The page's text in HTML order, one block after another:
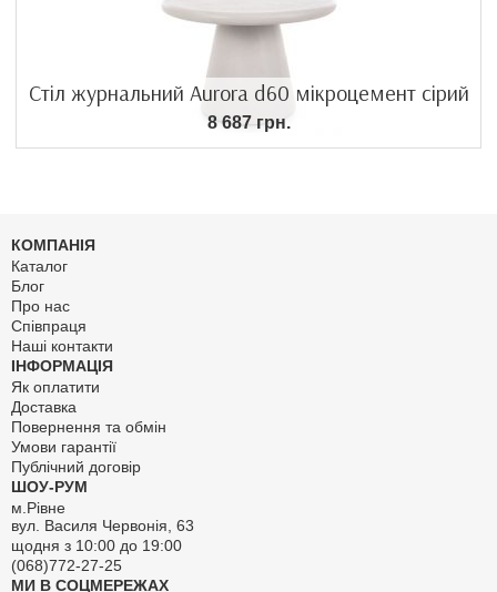
Стіл журнальний Aurora d60 мікроцемент сірий
8 687 грн.
КОМПАНІЯ
Каталог
Блог
Про нас
Співпраця
Наші контакти
ІНФОРМАЦІЯ
Як оплатити
Доставка
Повернення та обмін
Умови гарантії
Публічний договір
ШОУ-РУМ
м.Рівне
вул. Василя Червонія, 63
щодня з 10:00 до 19:00
(068)772-27-25
МИ В СОЦМЕРЕЖАХ